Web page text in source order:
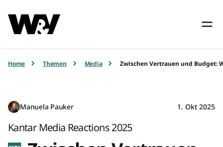
Home Themen Media Zwischen Vertrauen und Budget:
Manuela Pauker 1. Okt 2025
Kantar Media Reactions 2025